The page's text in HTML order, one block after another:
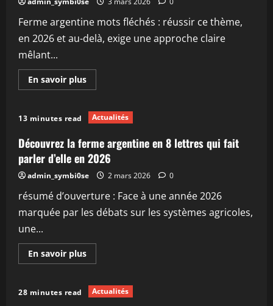
:
lieu
dédié
à
Ferme argentine mots fléchés : réussir ce thème,
en 2026 et au-delà, exige une approche claire
mêlant...
En savoir plusEn
savoir
Ferme
argentine
fléchés
:
comment
réussir
ce
thème
2026
13 minutes read Actualités
Découvrez la ferme argentine en 8 lettres qui fait
parler d’elle en 2026
admin_symbi0se 2 mars 2026 0
résumé d’ouverture : Face à une année 2026
marquée par les débats sur les systèmes agricoles,
une...
En savoir plusEn
savoir
Découvrez
la
28 minutes read Actualités